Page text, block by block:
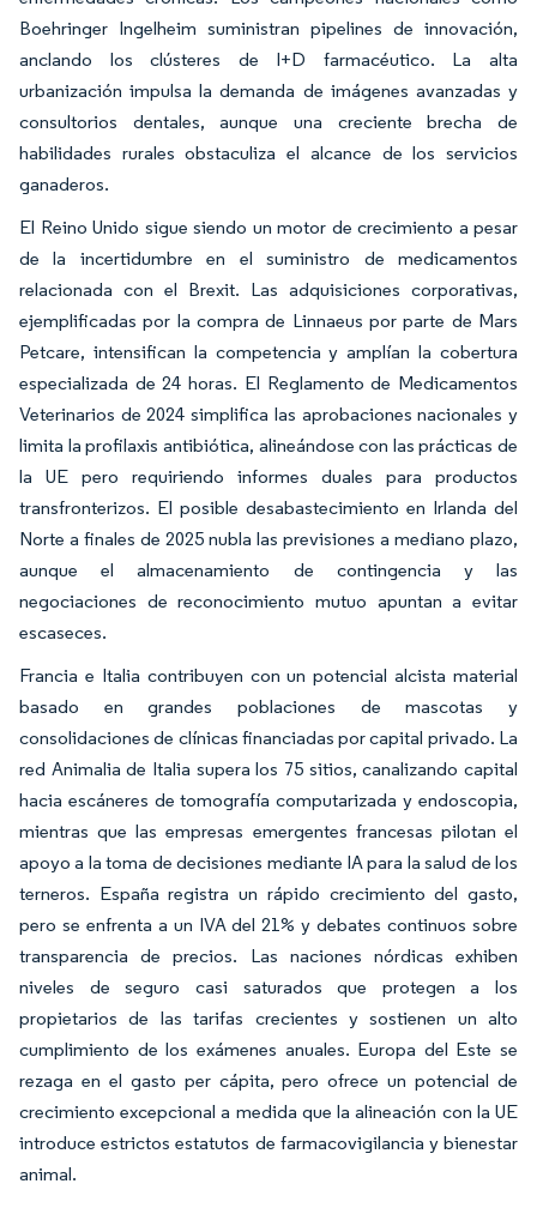
Boehringer Ingelheim suministran pipelines de innovación,
anclando los clústeres de I+D farmacéutico. La alta
urbanización impulsa la demanda de imágenes avanzadas y
consultorios dentales, aunque una creciente brecha de
habilidades rurales obstaculiza el alcance de los servicios
ganaderos.
El Reino Unido sigue siendo un motor de crecimiento a pesar
de la incertidumbre en el suministro de medicamentos
relacionada con el Brexit. Las adquisiciones corporativas,
ejemplificadas por la compra de Linnaeus por parte de Mars
Petcare, intensifican la competencia y amplían la cobertura
especializada de 24 horas. El Reglamento de Medicamentos
Veterinarios de 2024 simplifica las aprobaciones nacionales y
limita la profilaxis antibiótica, alineándose con las prácticas de
la UE pero requiriendo informes duales para productos
transfronterizos. El posible desabastecimiento en Irlanda del
Norte a finales de 2025 nubla las previsiones a mediano plazo,
aunque el almacenamiento de contingencia y las
negociaciones de reconocimiento mutuo apuntan a evitar
escaseces.
Francia e Italia contribuyen con un potencial alcista material
basado en grandes poblaciones de mascotas y
consolidaciones de clínicas financiadas por capital privado. La
red Animalia de Italia supera los 75 sitios, canalizando capital
hacia escáneres de tomografía computarizada y endoscopia,
mientras que las empresas emergentes francesas pilotan el
apoyo a la toma de decisiones mediante IA para la salud de los
terneros. España registra un rápido crecimiento del gasto,
pero se enfrenta a un IVA del 21% y debates continuos sobre
transparencia de precios. Las naciones nórdicas exhiben
niveles de seguro casi saturados que protegen a los
propietarios de las tarifas crecientes y sostienen un alto
cumplimiento de los exámenes anuales. Europa del Este se
rezaga en el gasto per cápita, pero ofrece un potencial de
crecimiento excepcional a medida que la alineación con la UE
introduce estrictos estatutos de farmacovigilancia y bienestar
animal.